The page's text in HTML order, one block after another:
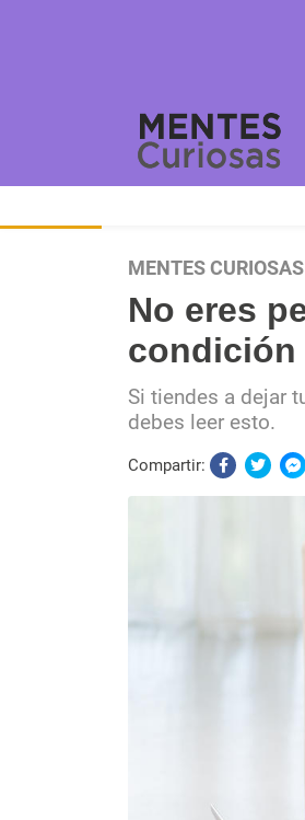
MENTES CURIOSAS
No eres
condición
Si tiendes a dejar
debes leer esto.
Compartir: